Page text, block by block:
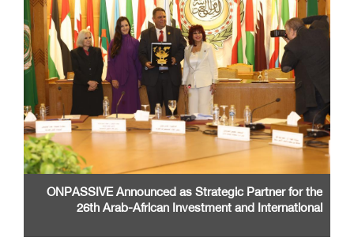
ONPASSIVE Announced as Strategic Partner for the
26th Arab-African Investment and International